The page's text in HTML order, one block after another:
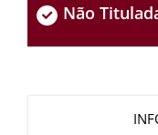
Não